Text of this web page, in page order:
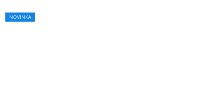
NOVINKA